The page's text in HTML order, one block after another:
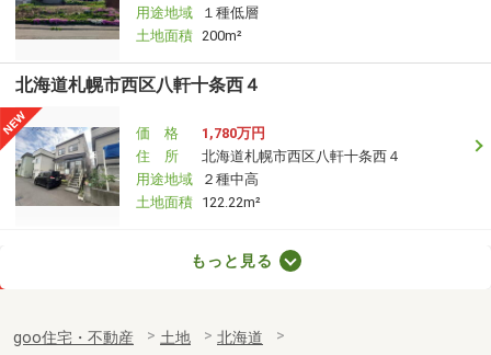
用途地域
１種低層
土地面積 200m²
北海道札幌市西区八軒十条西４
価 格
1,780万円
住 所
北海道札幌市西区八軒十条西４
用途地域
２種中高
土地面積 122.22m²
北海道石狩市花川北二条３
用途地域
１種低層
もっと見る
goo住宅・不動産 土地
北海道